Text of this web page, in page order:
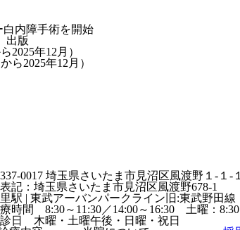
白内障手術を開始
出版
2025年12月）
ら2025年12月）
0017 埼玉県さいたま市見沼区風渡野１-１-
表記：埼玉県さいたま市見沼区風渡野678-1
駅 | 東武アーバンパークライン旧:東武野田
時間 8:30～11:30／14:00～16:30 土曜：8:30
日 木曜・土曜午後・日曜・祝日